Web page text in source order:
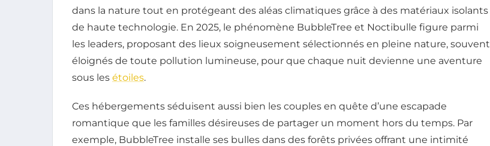
dans la nature tout en protégeant des aléas climatiques grâce à des matériaux isolants
de haute technologie. En 2025, le phénomène BubbleTree et Noctibulle figure parmi
les leaders, proposant des lieux soigneusement sélectionnés en pleine nature, souvent
éloignés de toute pollution lumineuse, pour que chaque nuit devienne une aventure
sous les étoiles.
Ces hébergements séduisent aussi bien les couples en quête d’une escapade
romantique que les familles désireuses de partager un moment hors du temps. Par
exemple, BubbleTree installe ses bulles dans des forêts privées offrant une intimité